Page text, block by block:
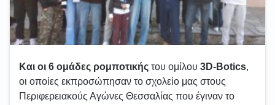
Και οι 6 ομάδες ρομποτικής του ομίλου 3D-Botics,
οι οποίες εκπροσώπησαν το σχολείο μας στους
Περιφερειακούς Αγώνες Θεσσαλίας που έγιναν το